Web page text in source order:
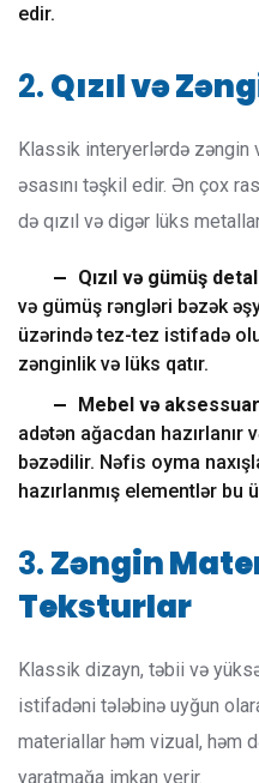
edir.
2.Qızıl və
Klassik interyerlərdə zəngin
əsasını təşkil edir. Ən çox
də qızıl və digər lüks
Qızıl və gümüş
və gümüş rəngləri bəzək
üzərində tez-tez istifadə
zənginlik və lüks qatır.
Mebel və
adətən ağacdan hazırlanır
bəzədilir. Nəfis oyma
hazırlanmış elementlər bu
3.Zəngin
Teksturlar
Klassik dizayn, təbii və
istifadəni tələbinə uyğun
materiallar həm vizual, həm
yaratmağa imkan verir.